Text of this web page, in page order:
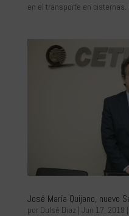
en el transporte en cisternas.
José María Quijano, nuevo
por Dulsé Diaz | Jun 17, 2019 |